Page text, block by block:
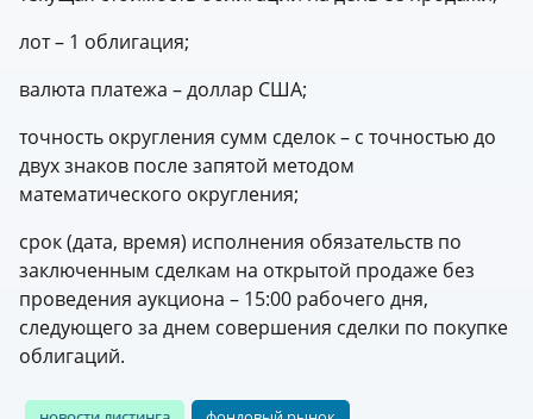
лот – 1 облигация;
валюта платежа – доллар США;
точность округления сумм сделок – с точностью до
двух знаков после запятой методом
математического округления;
срок (дата, время) исполнения обязательств по
заключенным сделкам на открытой продаже без
проведения аукциона – 15:00 рабочего дня,
следующего за днем совершения сделки по покупке
облигаций.